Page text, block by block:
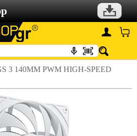
3 140MM PWM HIGH-SPEED